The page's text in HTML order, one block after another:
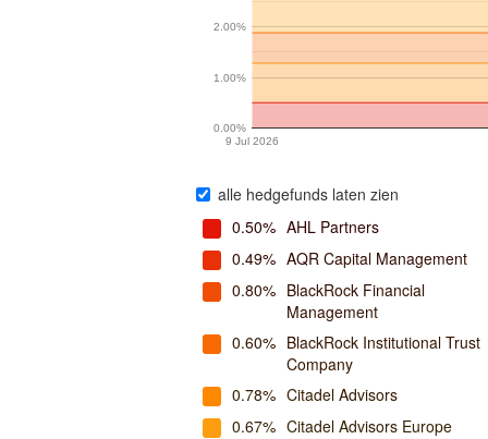
9 Jul 2026
0.00%
1.00%
2.00%
alle hedgefunds laten zien
0.50% AHL Partners
0.49% AQR Capital Management
0.80% BlackRock Financial
Management
0.60% BlackRock Institutional Trust
Company
0.78% Citadel Advisors
0.67% Citadel Advisors Europe